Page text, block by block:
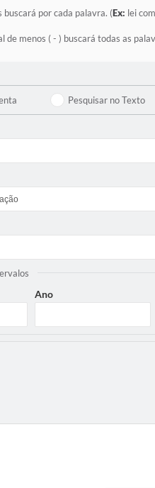
buscará por cada palavra. (Ex: lei
de menos ( - ) buscará todas as
Pesquisar no Texto
Ano